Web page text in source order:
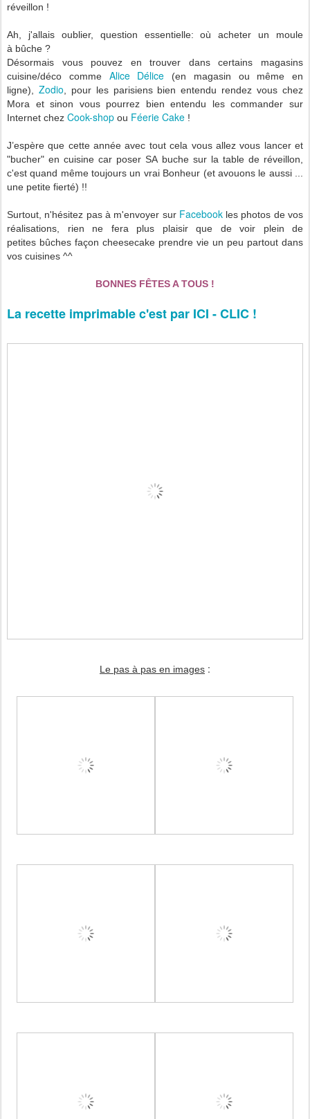
réveillon !
Ah, j'allais oublier, question essentielle: où acheter un moule
à bûche ?
Désormais vous pouvez en trouver dans certains magasins
cuisine/déco comme Alice Délice (en magasin ou même en
ligne), Zodio , pour les parisiens bien entendu rendez vous chez
Mora et sinon vous pourrez bien entendu les commander sur
Internet chez Cook-shop ou Féerie Cake !
J’espère que cette année avec tout cela vous allez vous lancer et
"bucher" en cuisine car poser SA buche sur la table de réveillon,
c'est quand même toujours un vrai Bonheur (et avouons le aussi ...
une petite fierté) !!
Surtout, n'hésitez pas à m'envoyer sur Facebookles photos de vos
réalisations, rien ne fera plus plaisir que de voir plein de
petites bûches façon cheesecake prendre vie un peu partout dans
vos cuisines ^^
BONNES FÊTES A TOUS !
La recette imprimable c'est par ICI - CLIC !
Le pas à pas en images :